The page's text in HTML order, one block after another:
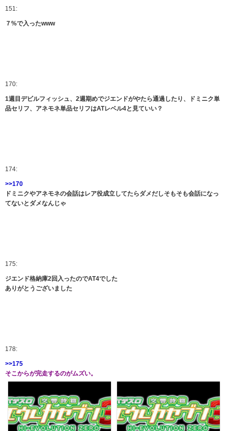
151:
７%で入ったwww
170:
1週目デビルフィッシュ、2週期めでジエンドがやたら通過したり、ドミニク単
品セリフ、アネモネ単品セリフはATレベル4と見ていい？
174:
>>170
ドミニクやアネモネの会話はレア役成立してたらダメだしそもそも会話になっ
てないとダメなんじゃ
175:
ジエンド格納庫2回入ったのでAT4でした
ありがとうございました
178:
>>175
そこからが完走するのがムズい。